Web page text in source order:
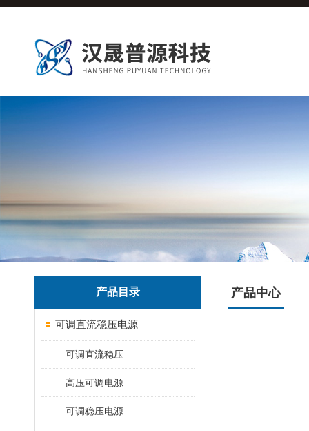
产品目录
可调直流稳压电源
可调直流稳压
高压可调电源
可调稳压电源
产品中心